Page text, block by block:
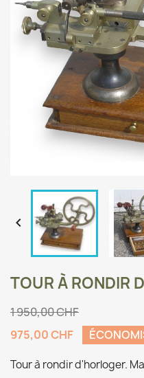

TOUR À RONDIR
1 950,00 CHF
975,00 CHF
Tour à rondir d'horloger.